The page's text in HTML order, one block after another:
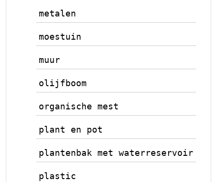
metalen
moestuin
muur
olijfboom
organische mest
plant en pot
plantenbak met waterreservoir
plastic